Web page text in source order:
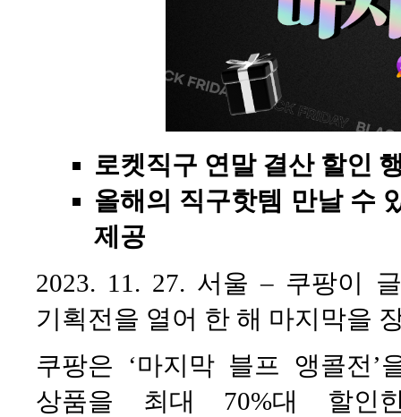
로켓직구 연말 결산 할인
올해의 직구핫템 만날 수
제공
2023. 11. 27. 서울 – 쿠팡이
기획전을 열어 한 해 마지막을
쿠팡은 ‘마지막 블프 앵콜전
상품을 최대 70%대 할인